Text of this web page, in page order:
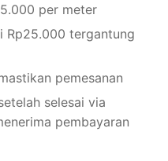
per meter
Rp25.000 tergantung
pemesanan
selesai via
pembayaran